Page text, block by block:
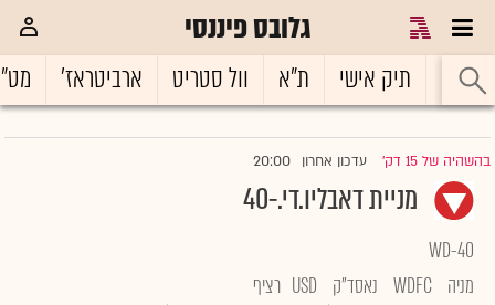
גלובס פיננסי
ראשי תיק אישי ת"א וול סטריט ארביטראז'
בהשהיה של 15 דק' |עדכון אחרון 20:00
מניית דאבליו.די.-40
WD-40
מניה WDFC נאסד"ק USD רציף